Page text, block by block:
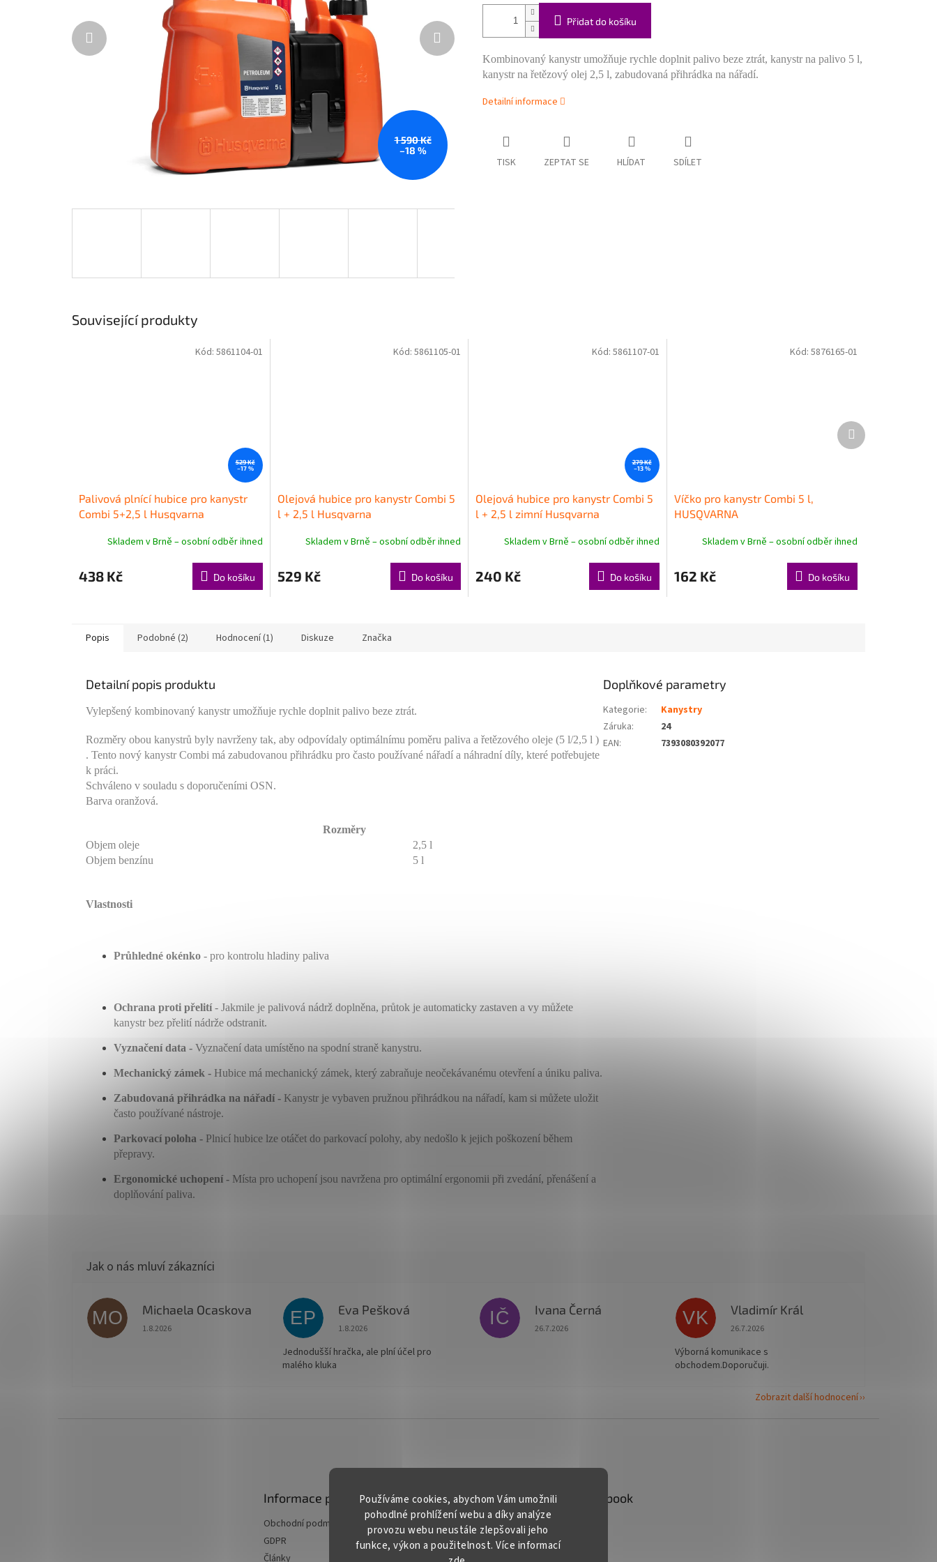
Používáme cookies, abychom Vám umožnili
pohodlné prohlížení webu a díky analýze
provozu webu neustále zlepšovali jeho
funkce, výkon a použitelnost. Více informací
1 590 Kč
–18 %
Přidat do košíku
Kombinovaný kanystr umožňuje rychle doplnit palivo beze ztrát, kanystr na palivo 5 l,
kanystr na řetězový olej 2,5 l, zabudovaná přihrádka na nářadí.
Detailní informace
TISK ZEPTAT SE HLÍDAT SDÍLET
Související produkty
529 Kč
–17 %
Palivová plnící hubice pro kanystr
Combi 5+2,5 l Husqvarna
Skladem v Brně – osobní odběr ihned
438 Kč Do košíku
Kód: 5861104-01
Olejová hubice pro kanystr Combi 5
l + 2,5 l Husqvarna
Skladem v Brně – osobní odběr ihned
529 Kč Do košíku
Kód: 5861105-01
279 Kč
–13 %
Olejová hubice pro kanystr Combi 5
l + 2,5 l zimní Husqvarna
Skladem v Brně – osobní odběr ihned
240 Kč Do košíku
Kód: 5861107-01
Víčko pro kanystr Combi 5 l,
HUSQVARNA
Skladem v Brně – osobní odběr ihned
162 Kč Do košíku
Kód: 5876165-01
Další
produkt
Popis Podobné (2) Hodnocení (1) Diskuze Značka
Detailní popis produktu
Vylepšený kombinovaný kanystr umožňuje rychle doplnit palivo beze ztrát.
Rozměry obou kanystrů byly navrženy tak, aby odpovídaly optimálnímu poměru paliva a řetězového oleje (5 l/2,5 l )
. Tento nový kanystr Combi má zabudovanou přihrádku pro často používané nářadí a náhradní díly, které potřebujete
k práci.
Schváleno v souladu s doporučeními OSN.
Barva oranžová.
Rozměry
Objem oleje
2,5 l
Objem benzínu
5 l
Vlastnosti
Průhledné okénko - pro kontrolu hladiny paliva
Ochrana proti přelití- Jakmile je palivová nádrž doplněna, průtok je automaticky zastaven a vy můžete
kanystr bez přelití nádrže odstranit.
Vyznačení data - Vyznačení data umístěno na spodní straně kanystru.
Mechanický zámek - Hubice má mechanický zámek, který zabraňuje neočekávanému otevření a úniku paliva.
Zabudovaná přihrádka na nářadí - Kanystr je vybaven pružnou přihrádkou na nářadí, kam si můžete uložit
často používané nástroje.
Parkovací poloha - Plnicí hubice lze otáčet do parkovací polohy, aby nedošlo k jejich poškození během
přepravy.
Ergonomické uchopení - Místa pro uchopení jsou navržena pro optimální ergonomii při zvedání, přenášení a
doplňování paliva.
Doplňkové parametry
Kategorie:
Kanystry
Záruka:
24
EAN: 7393080392077
MO Michaela Ocaskova
Hodnocení obchodu je 5 z 5 hvězdiček.
1.8.2026
EP Eva Pešková
Hodnocení obchodu je 5 z 5 hvězdiček.
1.8.2026
Jednodušší hračka, ale plní účel pro
malého kluka
IČ Ivana Černá
Hodnocení obchodu je 5 z 5 hvězdiček.
26.7.2026
VK Vladimír Král
Hodnocení obchodu je 5 z 5 hvězdiček.
26.7.2026
Výborná komunikace s
obchodem.Doporučuji.
Zobrazit další hodnocení
Informace pro vás
Obchodní podmínky
GDPR
Články
Kontakt
prodej@ gardentech.cz
+420 548 531 294
Facebook